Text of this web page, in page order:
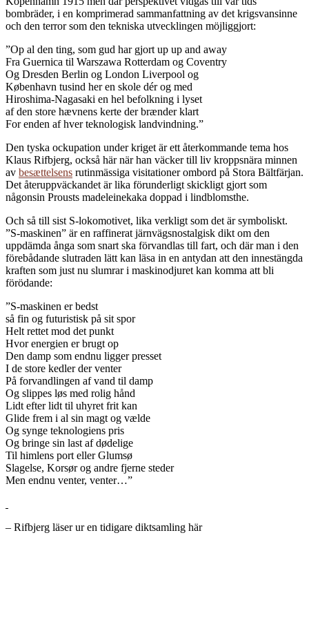
bombräder, i en komprimerad sammanfattning av det krigsvansinne
och den terror som den tekniska utvecklingen möjliggjort:
”Op al den ting, som gud har gjort up up and away
Fra Guernica til Warszawa Rotterdam og Coventry
Og Dresden Berlin og London Liverpool og
København tusind her en skole dér og med
Hiroshima-Nagasaki en hel befolkning i lyset
af den store hævnens kerte der brænder klart
For enden af hver teknologisk landvindning.”
Den tyska ockupation under kriget är ett återkommande tema hos
Klaus Rifbjerg, också här när han väcker till liv kroppsnära minnen
av besættelsens rutinmässiga visitationer ombord på Stora Bältfärjan.
Det återuppväckandet är lika förunderligt skickligt gjort som
någonsin Prousts madeleinekaka doppad i lindblomsthe.
Och så till sist S-lokomotivet, lika verkligt som det är symboliskt.
”S-maskinen” är en raffinerat järnvägsnostalgisk dikt om den
uppdämda ånga som snart ska förvandlas till fart, och där man i den
förebådande slutraden lätt kan läsa in en antydan att den innestängda
kraften som just nu slumrar i maskinodjuret kan komma att bli
förödande:
”S-maskinen er bedst
så fin og futuristisk på sit spor
Helt rettet mod det punkt
Hvor energien er brugt op
Den damp som endnu ligger presset
I de store kedler der venter
På forvandlingen af vand til damp
Og slippes løs med rolig hånd
Lidt efter lidt til uhyret frit kan
Glide frem i al sin magt og vælde
Og synge teknologiens pris
Og bringe sin last af dødelige
Til himlens port eller Glumsø
Slagelse, Korsør og andre fjerne steder
Men endnu venter, venter…”
– Rifbjerg läser ur en tidigare diktsamling här